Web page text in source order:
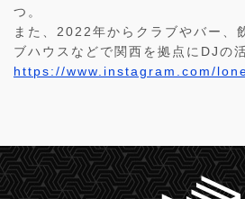
つ。
また、2022年からクラブやバー、
ブハウスなどで関西を拠点にDJの
https://www.instagram.com/